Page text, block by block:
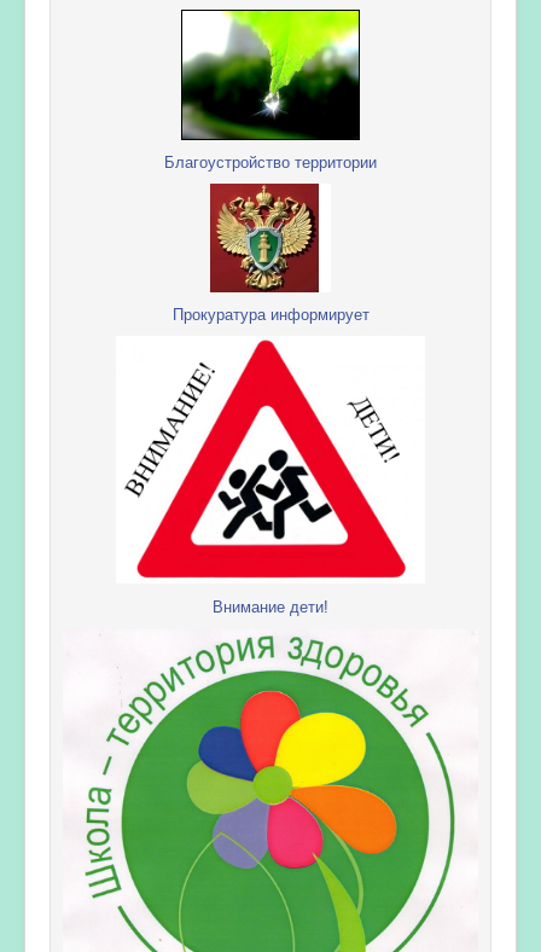
Благоустройство территории
Прокуратура информирует
Внимание дети!